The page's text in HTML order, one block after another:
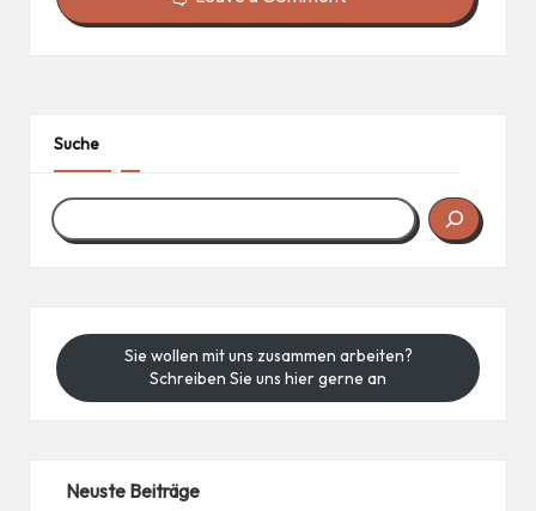
Suche
Sie wollen mit uns zusammen arbeiten?
Schreiben Sie uns hier gerne an
Neuste Beiträge